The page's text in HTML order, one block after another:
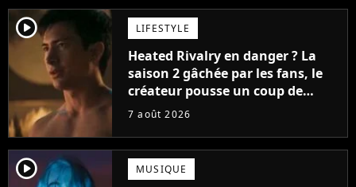
player2 LIFESTYLE
Heated Rivalry en danger ? La
saison 2 gâchée par les fans, le
créateur pousse un coup de
gueule
7 août 2026
player2 MUSIQUE